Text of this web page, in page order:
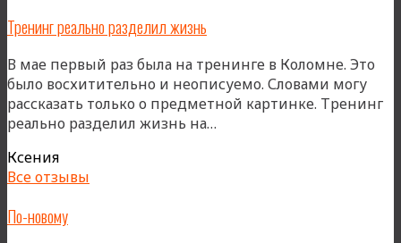
Тренинг реально разделил жизнь
В мае первый раз была на тренинге в Коломне. Это
было восхитительно и неописуемо. Словами могу
рассказать только о предметной картинке. Тренинг
реально разделил жизнь на…
Ксения
Все отзывы
По-новому